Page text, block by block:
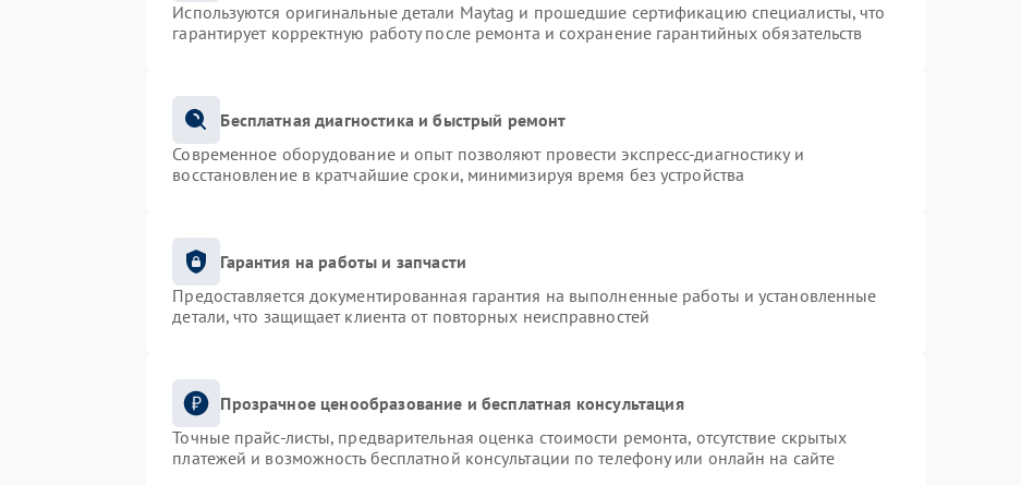
Используются оригинальные детали Maytag и прошедшие сертификацию специалисты, что
гарантирует корректную работу после ремонта и сохранение гарантийных обязательств
Бесплатная диагностика и быстрый ремонт
Современное оборудование и опыт позволяют провести экспресс-диагностику и
восстановление в кратчайшие сроки, минимизируя время без устройства
Гарантия на работы и запчасти
Предоставляется документированная гарантия на выполненные работы и установленные
детали, что защищает клиента от повторных неисправностей
Прозрачное ценообразование и бесплатная консультация
Точные прайс-листы, предварительная оценка стоимости ремонта, отсутствие скрытых
платежей и возможность бесплатной консультации по телефону или онлайн на сайте